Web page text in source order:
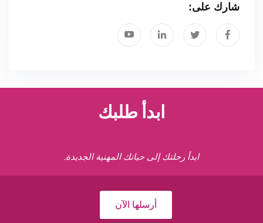
شارك على:
ابدأ طلبك
ابدأ رحلتك إلى حياتك المهنية الجديدة.
أرسلها الآن